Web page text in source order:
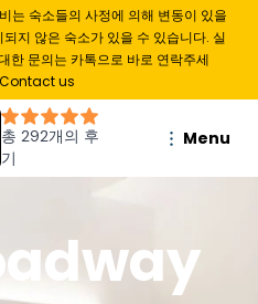
는 숙소들의 사정에 의해 변동이 있을
지 않은 숙소가 있을 수 있습니다. 실
한 문의는 카톡으로 바로 연락주세
Contact us
Menu